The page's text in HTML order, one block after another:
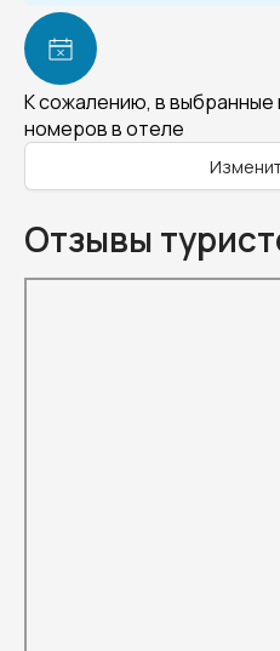
К сожалению, в
номеров в отеле
Отзывы